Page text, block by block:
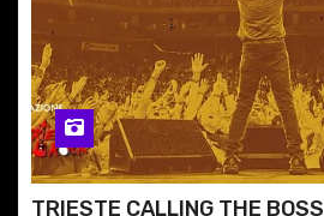
TRIESTE CALLING THE